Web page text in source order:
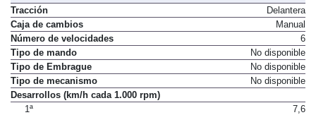
Tracción
Delantera
Caja de cambios
Manual
Número de velocidades
6
Tipo de mando
No disponible
Tipo de Embrague
No disponible
Tipo de mecanismo
No disponible
Desarrollos (km/h cada 1.000 rpm)
1ª
7,6